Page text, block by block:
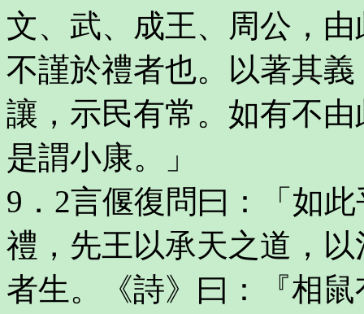
文、武、成王、周公，
不謹於禮者也。以著其
讓，示民有常。如有不
是謂小康。」
9．2言偃復問曰：「如
禮，先王以承天之道，
者生。《詩》曰：『相